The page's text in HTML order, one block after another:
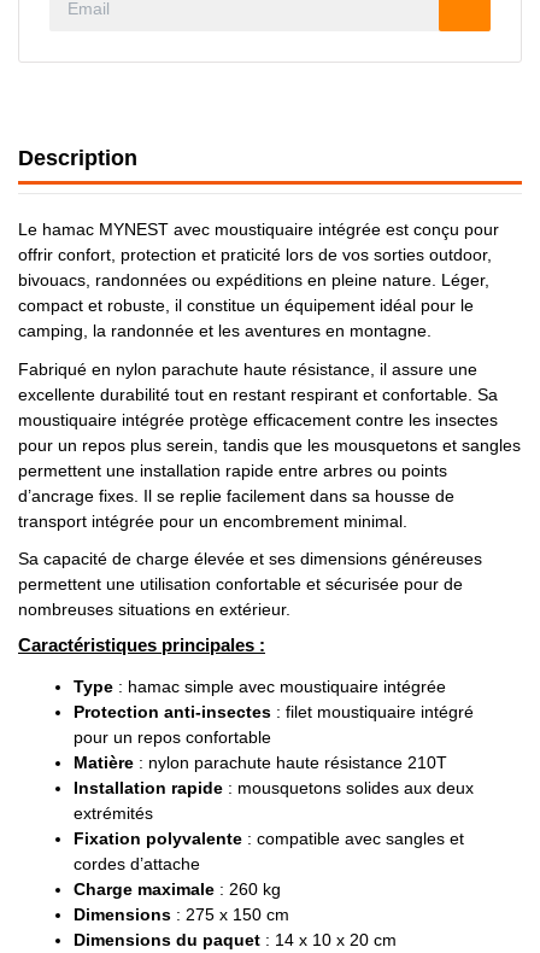
Description
Le hamac MYNEST avec moustiquaire intégrée est conçu pour
offrir confort, protection et praticité lors de vos sorties outdoor,
bivouacs, randonnées ou expéditions en pleine nature. Léger,
compact et robuste, il constitue un équipement idéal pour le
camping, la randonnée et les aventures en montagne.
Fabriqué en nylon parachute haute résistance, il assure une
excellente durabilité tout en restant respirant et confortable. Sa
moustiquaire intégrée protège efficacement contre les insectes
pour un repos plus serein, tandis que les mousquetons et sangles
permettent une installation rapide entre arbres ou points
d’ancrage fixes. Il se replie facilement dans sa housse de
transport intégrée pour un encombrement minimal.
Sa capacité de charge élevée et ses dimensions généreuses
permettent une utilisation confortable et sécurisée pour de
nombreuses situations en extérieur.
Caractéristiques principales :
Type : hamac simple avec moustiquaire intégrée
Protection anti-insectes : filet moustiquaire intégré
pour un repos confortable
Matière : nylon parachute haute résistance 210T
Installation rapide : mousquetons solides aux deux
extrémités
Fixation polyvalente : compatible avec sangles et
cordes d’attache
Charge maximale : 260 kg
Dimensions : 275 x 150 cm
Dimensions du paquet : 14 x 10 x 20 cm